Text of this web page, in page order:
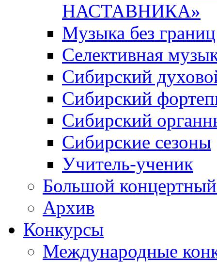
НАСТАВНИКА»
Музыка без границ
Селективная
Сибирский
Сибирский
Сибирский
Сибирские сезоны
Учитель-ученик
Большой концертный
Архив
Конкурсы
Международные